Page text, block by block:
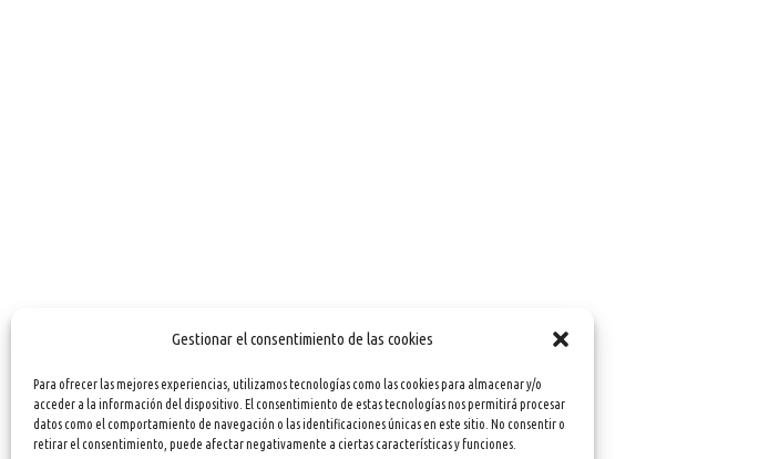
Gestionar el consentimiento de las cookies
Para ofrecer las mejores experiencias, utilizamos tecnologías como las cookies para almacenar y/o
acceder a la información del dispositivo. El consentimiento de estas tecnologías nos permitirá procesar
datos como el comportamiento de navegación o las identificaciones únicas en este sitio. No consentir o
retirar el consentimiento, puede afectar negativamente a ciertas características y funciones.